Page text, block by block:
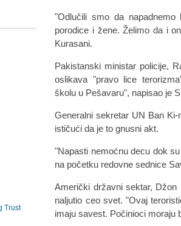
"Odlučili smo da
porodice i žene. Želimo da i
Kurasani.
Pakistanski ministar policije,
oslikava "pravo lice
školu u Pešavaru", napisao je
Generalni sekretar UN Ban
ističući da je to gnusni akt.
"Napasti nemoćnu decu dok
na početku redovne sednice
Američki državni sektar, Džon
naljutio ceo svet. "Ovaj
imaju savest. Počinioci moraju